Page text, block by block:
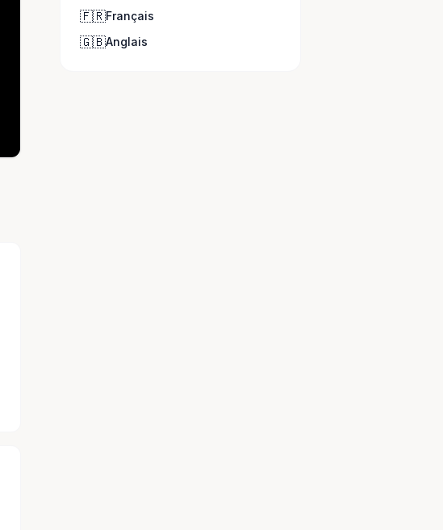
🇫🇷Français
🇬🇧Anglais